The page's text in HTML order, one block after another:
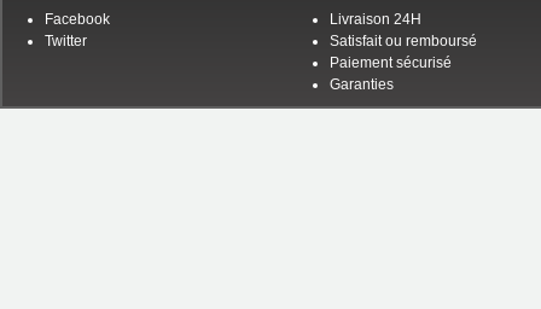
Facebook
Twitter
Livraison 24H
Satisfait ou remboursé
Paiement sécurisé
Garanties